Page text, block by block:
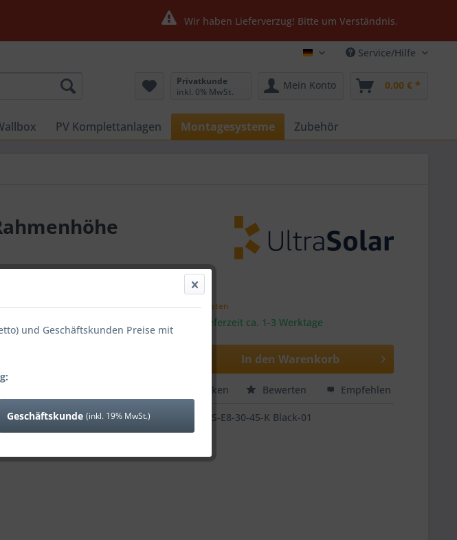
Wir haben Lieferverzug! Bitte um Verständnis.
Ultrasolar24.deService/Hilfe
Privatkunde
inkl. 0% MwSt.
Mein Konto 0,00 € *
PV Komplettanlagen Montagesysteme Zubehör
inkl. 0% MwSt.zzgl. Versandkosten
Sofort versandfertig, Lieferzeit ca. 1-3 Werktage
In den Warenkorb
Merken Bewerten Empfehlen
Artikel-Nr.: US-E8-30-45-K Black-01
und Geschäftskunden Preise mit
Geschäftskunde (inkl. 19% MwSt.)